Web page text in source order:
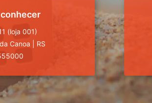
(loja 001)
Canoa
RS